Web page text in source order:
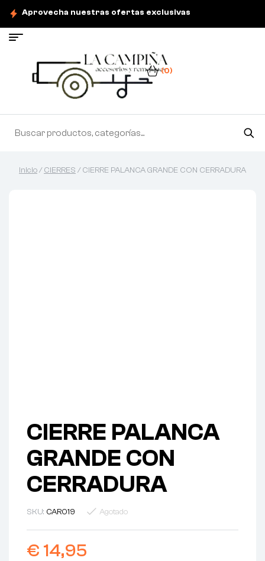
Aprovecha nuestras ofertas exclusivas
(0)
Inicio/CIERRES / CIERRE PALANCA GRANDE CON CERRADURA
CIERRE PALANCA
GRANDE CON
CERRADURA
SKU: CAR019 Agotado
€ 14,95